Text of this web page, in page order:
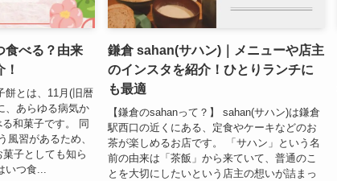
食べる？由来
餅とは、11月(旧暦
、あらゆる病気か
和菓子です。 同
風習があるため、
子としても知ら
つ食...
鎌倉 sahan(サハン)｜メニューや店主
のインスタを紹介！ひとりランチに
も最適
【鎌倉のsahanって？】 sahan(サハン)は鎌倉
駅西口の近くにある、定食やケーキなどのお
茶が楽しめるお店です。 「サハン」という名
前の由来は「茶飯」から来ていて、普通のこ
とを大切にしたいという店主の想いが詰まっ